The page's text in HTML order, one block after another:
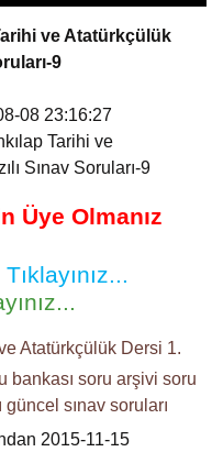
ve Atatürkçülük
9
08 23:16:27
Tarihi ve
Sınav Soruları-9
Üye Olmanız
Atatürkçülük Dersi 1.
bankası soru arşivi soru
güncel sınav soruları
2015-11-15